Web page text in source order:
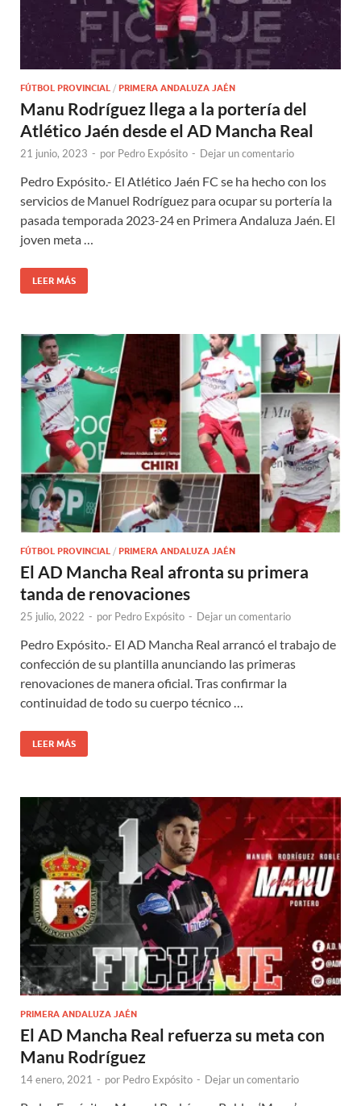
FÚTBOL PROVINCIAL / PRIMERA ANDALUZA JAÉN
Manu Rodríguez llega a la portería del
Atlético Jaén desde el AD Mancha Real
21 junio, 2023 - por Pedro Expósito - Dejar un comentario
Pedro Expósito.- El Atlético Jaén FC se ha hecho con los
servicios de Manuel Rodríguez para ocupar su portería la
pasada temporada 2023-24 en Primera Andaluza Jaén. El
joven meta …
LEER MÁS
FÚTBOL PROVINCIAL / PRIMERA ANDALUZA JAÉN
El AD Mancha Real afronta su primera
tanda de renovaciones
25 julio, 2022 - por Pedro Expósito - Dejar un comentario
Pedro Expósito.- El AD Mancha Real arrancó el trabajo de
confección de su plantilla anunciando las primeras
renovaciones de manera oficial. Tras confirmar la
continuidad de todo su cuerpo técnico …
LEER MÁS
PRIMERA ANDALUZA JAÉN
El AD Mancha Real refuerza su meta con
Manu Rodríguez
14 enero, 2021 - por Pedro Expósito - Dejar un comentario